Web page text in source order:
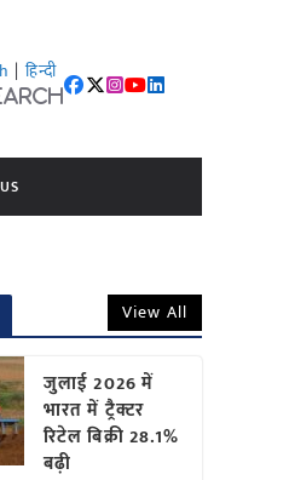
| हिन्दी
View All
जुलाई 2026 में
भारत में ट्रैक्टर
रिटेल बिक्री 28.1%
बढ़ी